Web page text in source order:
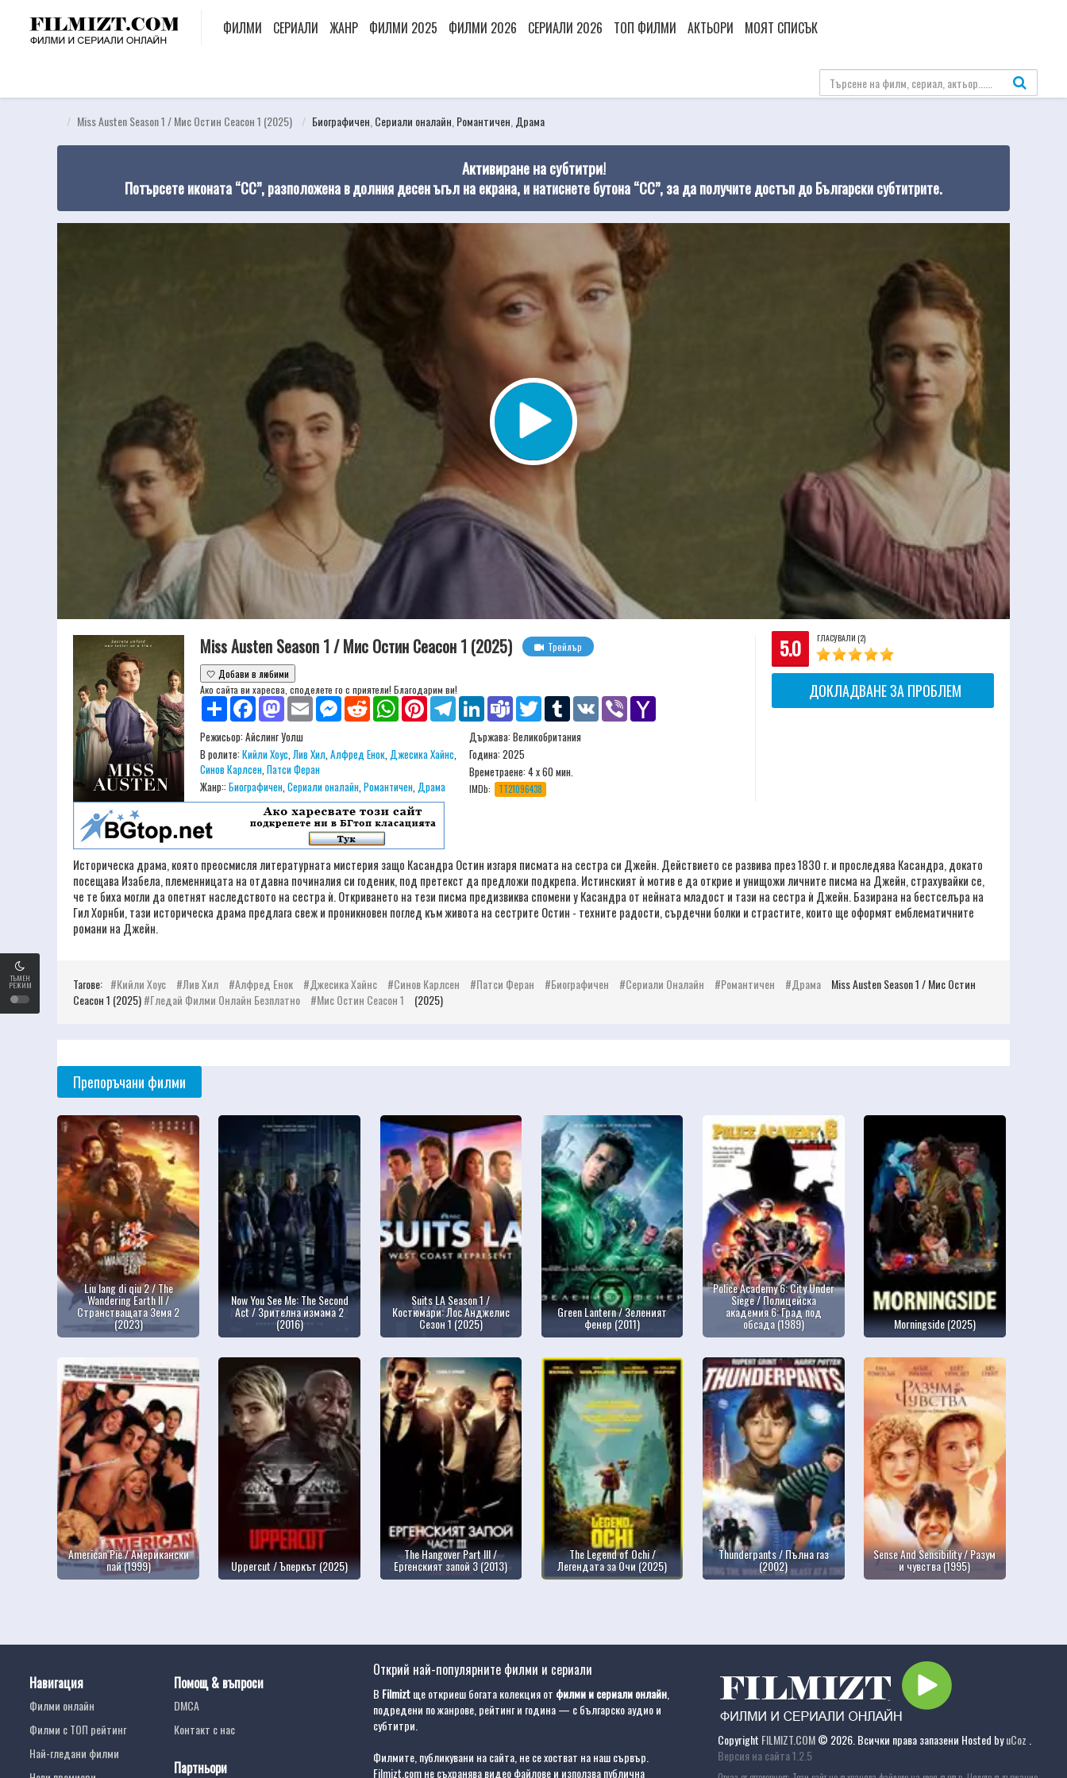
ТЪМЕН
РЕЖИМ
ФИЛМИ СЕРИАЛИ ЖАНР ФИЛМИ 2025 ФИЛМИ 2026 СЕРИАЛИ 2026 ТОП ФИЛМИ АКТЬОРИ МОЯТ СПИСЪК
Miss Austen Season 1 / Мис Остин Сеасон 1 (2025) Биографичен Сериали оналайн Романтичен Драма
Активиране на субтитри!
Потърсете иконата “CC”, разположена в долния десен ъгъл на екрана, и натиснете бутона “CC”, за да получите достъп до Български субтитрите.
5.0 ГЛАСУВАЛИ (2)
ДОКЛАДВАНЕ ЗА ПРОБЛЕМ
Miss Austen Season 1 / Мис Остин Сеасон 1 (2025)
Трейлър
🤍 Добави в любими
Ако сайта ви харесва, споделете го с приятели! Благодарим ви!
Share
FacebookMastodonEmail MessengerReddit WhatsAppPinterestTelegramLinkedIn Teams Twitter Tumblr VK Viber
Режисьор:Айслинг Уолш
В ролите:Кийли Хоус,Лив Хил,Алфред Енок,Джесика Хайнс,
Синов Карлсен,Патси Феран
Жанр::Биографичен,Сериали оналайн,Романтичен,Драма
Държава: Великобритания
Година: 2025
Времетраене:4 х 60 мин.
IMDb: TT21096438
Историческа драма, която преосмисля литературната мистерия защо Касандра Остин изгаря писмата на сестра си Джейн. Действието се развива през 1830 г. и проследява Касандра, докато
посещава Изабела, племенницата на отдавна починалия си годеник, под претекст да предложи подкрепа. Истинският ѝ мотив е да открие и унищожи личните писма на Джейн, страхувайки се,
че те биха могли да опетнят наследството на сестра ѝ. Откриването на тези писма предизвиква спомени у Касандра от нейната младост и тази на сестра ѝ Джейн. Базирана на бестселъра на
Гил Хорнби, тази историческа драма предлага свеж и проникновен поглед към живота на сестрите Остин - техните радости, сърдечни болки и страстите, които ще оформят емблематичните
романи на Джейн.
Тагове: Кийли Хоус Лив Хил Алфред Енок Джесика Хайнс Синов Карлсен Патси Феран Биографичен Сериали Оналайн Романтичен Драма
Miss Austen Season 1 / Мис Остин
Сеасон 1 (2025) Гледай Филми Онлайн Безплатно Мис Остин Сеасон 1 (2025)
Препоръчани филми
Liu lang di qiu 2 / The
Wandering Earth II /
Странстващата Земя 2
(2023)
Now You See Me: The Second
Act / Зрителна измама 2
(2016)
Suits LA Season 1 /
Костюмари: Лос Анджелис
Сезон 1 (2025)
Green Lantern / Зеленият
фенер (2011)
Police Academy 6: City Under
Siege / Полицейска
академия 6: Град под
обсада (1989) Morningside (2025)
American Pie / Американски
пай (1999) Uppercut / Ъперкът (2025)
The Hangover Part III /
Ергенският запой 3 (2013)
The Legend of Ochi /
Легендата за Очи (2025)
Thunderpants / Пълна газ
(2002)
Sense And Sensibility / Разум
и чувства (1995)
Навигация
Филми онлайн
Филми с ТОП рейтинг
Най-гледани филми
Помощ & въпроси
DMCA
Контакт с нас
Партньори
Открий най-популярните филми и сериали
В Filmiztще откриеш богата колекция от филми и сериали онлайн
подредени по жанрове, рейтинг и година — с българско аудио и
субтитри.
Филмите, публикувани на сайта, не се хостват на наш сървър.
Filmizt.com не съхранява видео файлове и използва публична
Copyright FILMIZT.COM© 2026. Всички права запазени Hosted byuCoz
Версия на сайта 1.2.5